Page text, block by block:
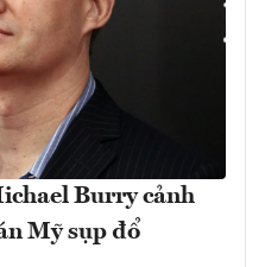
Burry cảnh
Mỹ sụp đổ